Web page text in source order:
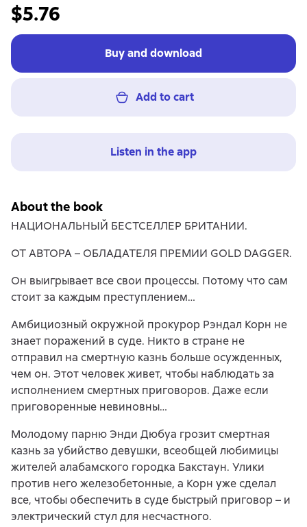
$5.76
Buy and download
Add to cart
Listen in the app
About the book
НАЦИОНАЛЬНЫЙ БЕСТСЕЛЛЕР БРИТАНИИ.
ОТ АВТОРА – ОБЛАДАТЕЛЯ ПРЕМИИ GOLD DAGGER.
Он выигрывает все свои процессы. Потому что сам
стоит за каждым преступлением…
Амбициозный окружной прокурор Рэндал Корн не
знает поражений в суде. Никто в стране не
отправил на смертную казнь больше осужденных,
чем он. Этот человек живет, чтобы наблюдать за
исполнением смертных приговоров. Даже если
приговоренные невиновны…
Молодому парню Энди Дюбуа грозит смертная
казнь за убийство девушки, всеобщей любимицы
жителей алабамского городка Бакстаун. Улики
против него железобетонные, а Корн уже сделал
все, чтобы обеспечить в суде быстрый приговор – и
электрический стул для несчастного.